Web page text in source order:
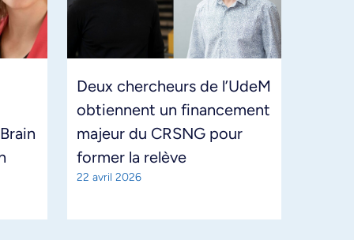
Deux chercheurs de l’UdeM
obtiennent un financement
majeur du CRSNG pour
former la relève
22 avril 2026